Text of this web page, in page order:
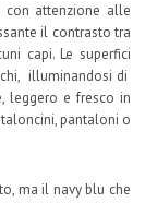
attenzione alle
il contrasto tra
capi. Le superfici
illuminandosi di
leggero e fresco in
pantaloni o
ma il navy blu che